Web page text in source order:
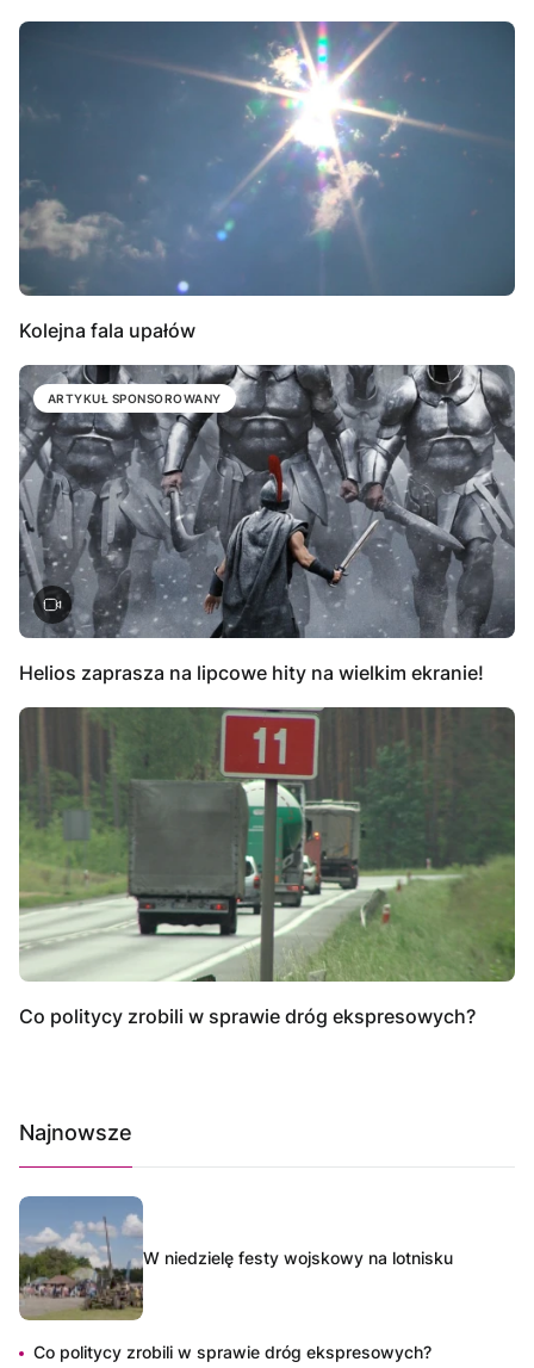
Kolejna fala upałów
ARTYKUŁ SPONSOROWANY
Helios zaprasza na lipcowe hity na wielkim ekranie!
Co politycy zrobili w sprawie dróg ekspresowych?
Najnowsze
W niedzielę festy wojskowy na lotnisku
Co politycy zrobili w sprawie dróg ekspresowych?